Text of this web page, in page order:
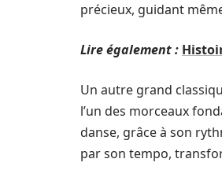
précieux, guidant
Lire également :
Un autre grand
l’un des morceaux
danse, grâce à son
par son tempo,